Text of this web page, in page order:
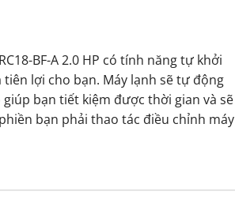
BF-A 2.0 HP có tính năng tự khởi
lợi cho bạn. Máy lạnh sẽ tự động
bạn tiết kiệm được thời gian và sẽ
bạn phải thao tác điều chỉnh máy